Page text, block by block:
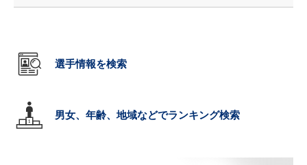
選手情報を検索
男女、年齢、地域などでランキング検索